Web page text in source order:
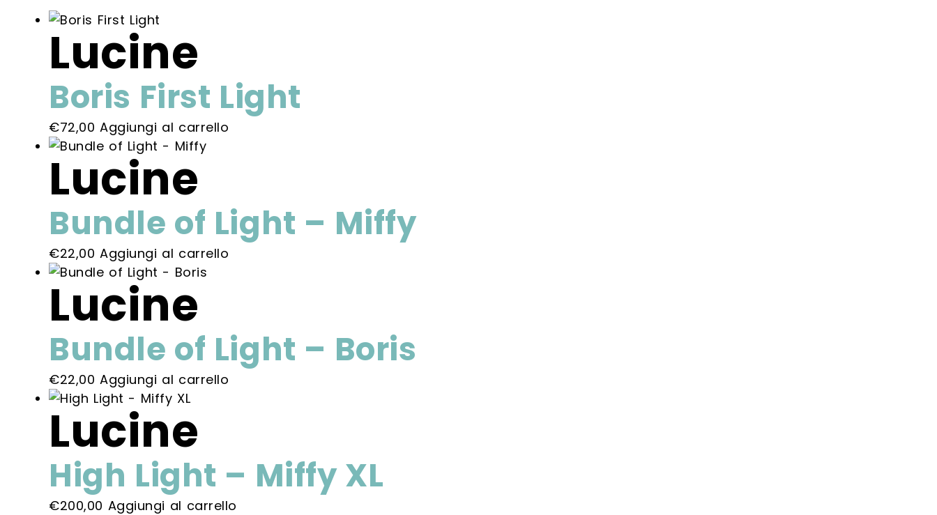
Lucine
Boris First Light
€72,00 Aggiungi al carrello
Lucine
Bundle of Light – Miffy
€22,00 Aggiungi al carrello
Lucine
Bundle of Light – Boris
€22,00 Aggiungi al carrello
Lucine
High Light – Miffy XL
€200,00 Aggiungi al carrello